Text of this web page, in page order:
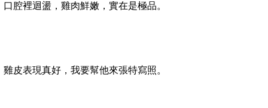
口腔裡迴盪，雞肉鮮嫩，實在是極品。
雞皮表現真好，我要幫他來張特寫照。